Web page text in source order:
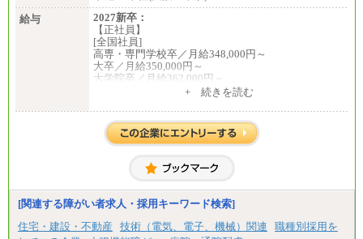
給与
2027新卒：
【正社員】
[全国社員]
高専・専門学校卒／月給348,000円～
大卒／月給350,000円～
大学院卒／月給362,000円～
[地域社員]月給295,000円～
【正社員】
[全国社員]月給348,000円～
[地域社員]月給295,000円～
【契約社員】月給200,000円～
+ 続きを読む
[関連する障がい者求人・採用キーワード検索]
住宅・建設・不動産
技術（電気、電子、機械）関連
職種別採用を